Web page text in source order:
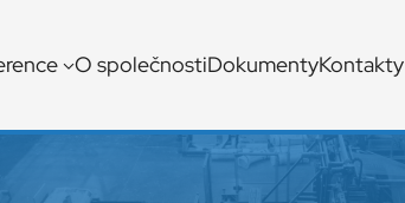
O společnostiDokumentyKontakty